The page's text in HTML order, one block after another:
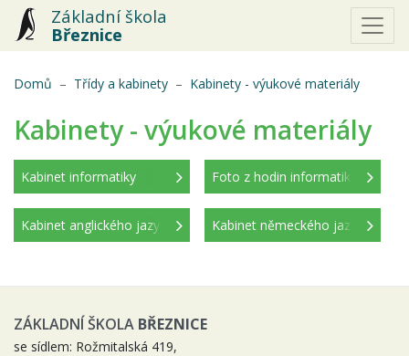
Základní škola
Březnice
Domů Třídy a kabinety Kabinety - výukové materiály
Kabinety - výukové materiály
Kabinet informatiky Foto z hodin informatiky
Kabinet anglického jazyka Kabinet německého jazyka
ZÁKLADNÍ ŠKOLA BŘEZNICE
se sídlem: Rožmitalská 419,